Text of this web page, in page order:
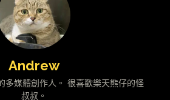
Andrew
多媒體創作人。 很喜歡樂天熊仔的怪
叔叔。